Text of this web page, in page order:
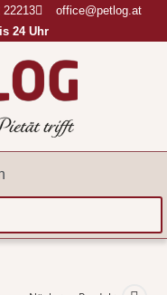
22213
office@petlog.at
24 Uhr